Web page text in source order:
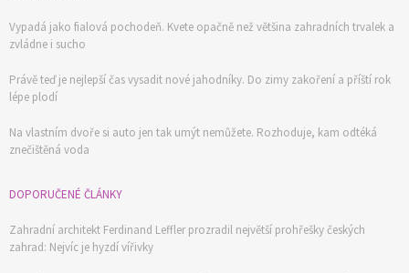
Vypadá jako fialová pochodeň. Kvete opačně než většina zahradních trvalek a
zvládne i sucho
Právě teď je nejlepší čas vysadit nové jahodníky. Do zimy zakoření a příští rok
lépe plodí
Na vlastním dvoře si auto jen tak umýt nemůžete. Rozhoduje, kam odtéká
znečištěná voda
DOPORUČENÉ ČLÁNKY
Zahradní architekt Ferdinand Leffler prozradil největší prohřešky českých
zahrad: Nejvíc je hyzdí vířivky